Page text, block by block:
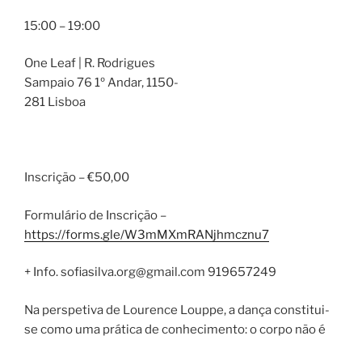
15:00 – 19:00
One Leaf | R. Rodrigues
Sampaio 76 1º Andar, 1150-
281 Lisboa
Inscrição – €50,00
Formulário de Inscrição –
https://forms.gle/W3mMXmRANjhmcznu7
+ Info. sofiasilva.org@gmail.com 919657249
Na perspetiva de Lourence Louppe, a dança constitui-
se como uma prática de conhecimento: o corpo não é